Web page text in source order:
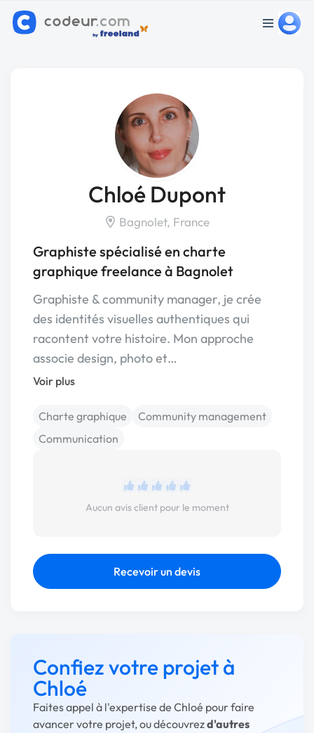
Chloé Dupont
Bagnolet, France
Graphiste spécialisé en charte
graphique freelance à Bagnolet
Graphiste & community manager, je crée
des identités visuelles authentiques qui
racontent votre histoire. Mon approche
associe design, photo et…
Voir plus
Charte graphique
Community management
Communication
Aucun avis client pour le moment
Recevoir un devis
Confiez votre projet à
Chloé
Faites appel à l'expertise de Chloé pour faire
avancer votre projet, ou découvrezd'autres